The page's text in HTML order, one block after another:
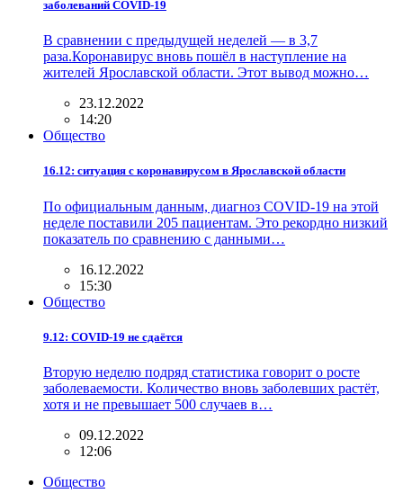
заболеваний COVID-19
В сравнении с предыдущей неделей — в 3,7
раза.Коронавирус вновь пошёл в наступление на
жителей Ярославской области. Этот вывод можно…
23.12.2022
14:20
Общество
16.12: ситуация с коронавирусом в Ярославской области
По официальным данным, диагноз COVID-19 на этой
неделе поставили 205 пациентам. Это рекордно низкий
показатель по сравнению с данными…
16.12.2022
15:30
Общество
9.12: COVID-19 не сдаётся
Вторую неделю подряд статистика говорит о росте
заболеваемости. Количество вновь заболевших растёт,
хотя и не превышает 500 случаев в…
09.12.2022
12:06
Общество